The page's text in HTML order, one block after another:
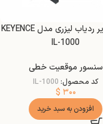
آمپلی فایر ردیاب لیزری مدل KEYENCE
IL-1000
سنسور موقعیت خطی
کد محصول: IL-1000
$ ۳۰۰
افزودن به سبد خرید